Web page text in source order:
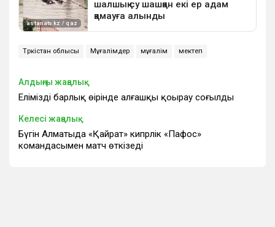
Түркістан облысы Мұғалімдер мұғалім мектеп
Алдыңғы жаңалық
Еліміздің барлық өңірінде алғашқы қоңырау соғылды
Келесі жаңалық
Бүгін Алматыда «Қайрат» кипрлік «Пафос»
командасымен матч өткізеді